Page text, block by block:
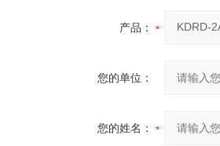
产品：
您的单位：
您的姓名：